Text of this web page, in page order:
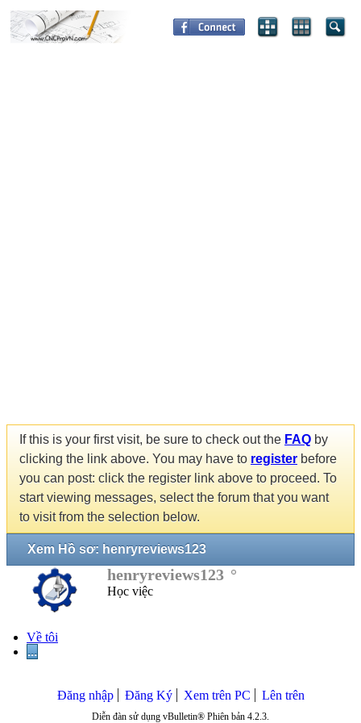
If this is your first visit, be sure to check out the FAQ by
clicking the link above. You may have to register before
you can post: click the register link above to proceed. To
start viewing messages, select the forum that you want
to visit from the selection below.
Xem Hồ sơ: henryreviews123
henryreviews123
Học việc
Về tôi
...
Đăng nhập Đăng Ký Xem trên PC Lên trên
Diễn đàn sử dụng vBulletin® Phiên bản 4.2.3.